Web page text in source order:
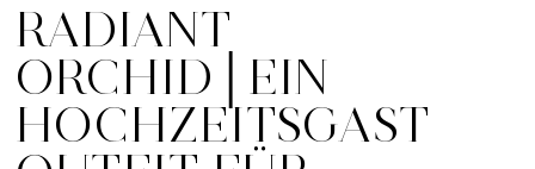
RADIANT
ORCHID│EIN
HOCHZEITSGAST